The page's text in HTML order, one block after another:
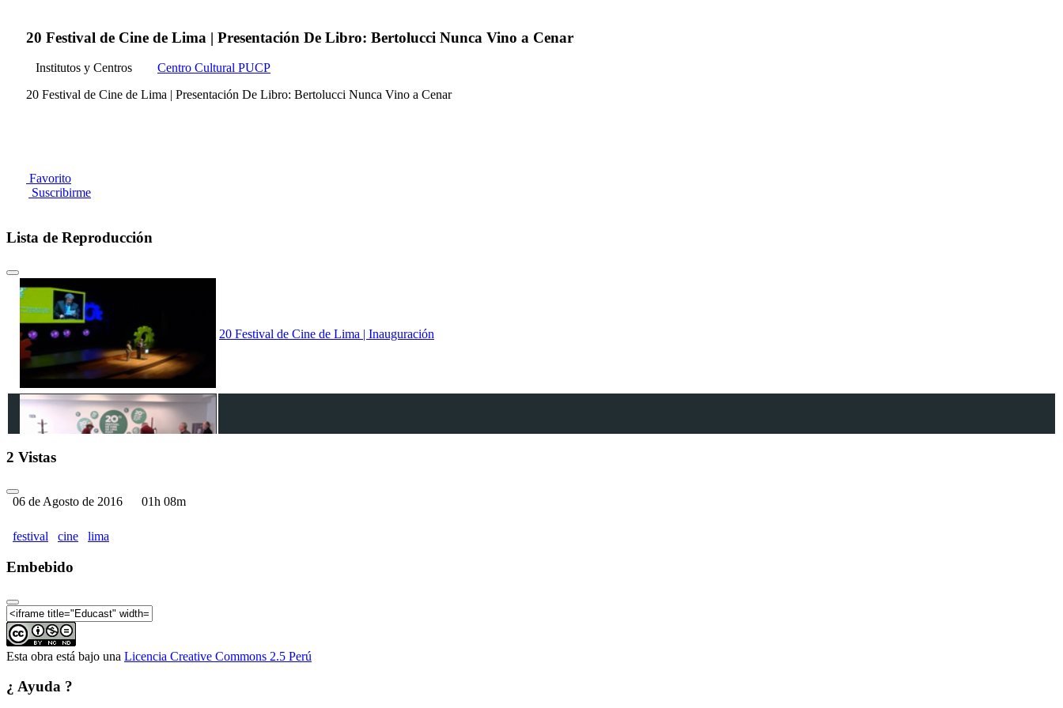
20 Festival de Cine de Lima | Presentación De Libro: Bertolucci Nunca Vino a Cenar
Institutos y Centros
Centro Cultural PUCP
20 Festival de Cine de Lima | Presentación De Libro: Bertolucci Nunca Vino a Cenar
Favorito
Suscribirme
Lista de Reproducción
20 Festival de Cine de Lima | Inauguración
2 Vistas
06 de Agosto de 2016 01h 08m
festival cine lima
Embebido
Esta obra está bajo una Licencia Creative Commons 2.5 Perú
¿ Ayuda ?